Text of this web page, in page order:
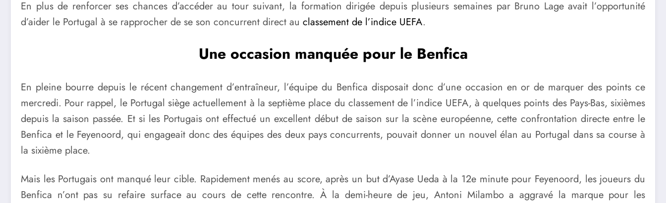
En plus de renforcer ses chances d’accéder au tour suivant, la formation dirigée depuis plusieurs semaines par Bruno Lage avait l’opportunité
d’aider le Portugal à se rapprocher de se son concurrent direct au classement de l’indice UEFA.
Une occasion manquée pour le Benfica
En pleine bourre depuis le récent changement d’entraîneur, l’équipe du Benfica disposait donc d’une occasion en or de marquer des points ce
mercredi. Pour rappel, le Portugal siège actuellement à la septième place du classement de l’indice UEFA, à quelques points des Pays-Bas, sixièmes
depuis la saison passée. Et si les Portugais ont effectué un excellent début de saison sur la scène européenne, cette confrontation directe entre le
Benfica et le Feyenoord, qui engageait donc des équipes des deux pays concurrents, pouvait donner un nouvel élan au Portugal dans sa course à
la sixième place.
Mais les Portugais ont manqué leur cible. Rapidement menés au score, après un but d’Ayase Ueda à la 12e minute pour Feyenoord, les joueurs du
Benfica n’ont pas su refaire surface au cours de cette rencontre. À la demi-heure de jeu, Antoni Milambo a aggravé la marque pour les